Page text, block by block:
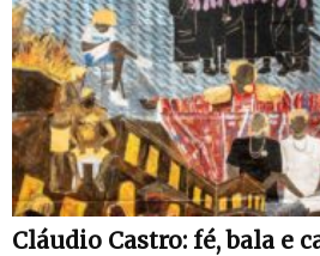
Cláudio Castro: fé, bala e